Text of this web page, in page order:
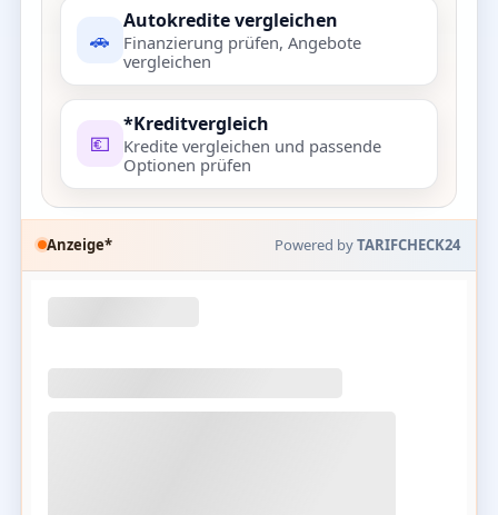
🚗
Autokredite vergleichen
Finanzierung prüfen, Angebote
vergleichen
💶
*Kreditvergleich
Kredite vergleichen und passende
Optionen prüfen
Anzeige* Powered byTARIFCHECK24